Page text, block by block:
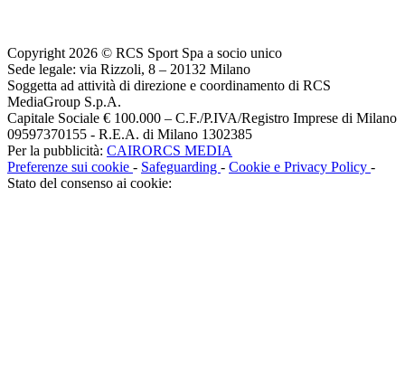
Copyright 2026 © RCS Sport Spa a socio unico
Sede legale: via Rizzoli, 8 – 20132 Milano
Soggetta ad attività di direzione e coordinamento di RCS
MediaGroup S.p.A.
Capitale Sociale € 100.000 – C.F./P.IVA/Registro Imprese di Milano
09597370155 - R.E.A. di Milano 1302385
Per la pubblicità: CAIRORCS MEDIA
Preferenze sui cookie - Safeguarding - Cookie e Privacy Policy -
Stato del consenso ai cookie: